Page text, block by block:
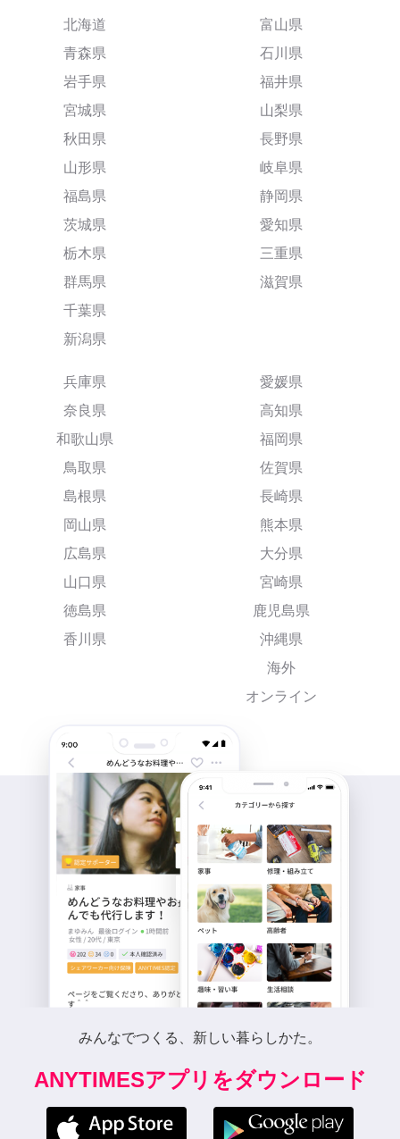
北海道
青森県
岩手県
宮城県
秋田県
山形県
福島県
茨城県
栃木県
群馬県
千葉県
新潟県
富山県
石川県
福井県
山梨県
長野県
岐阜県
静岡県
愛知県
三重県
滋賀県
兵庫県
奈良県
和歌山県
鳥取県
島根県
岡山県
広島県
山口県
徳島県
香川県
愛媛県
高知県
福岡県
佐賀県
長崎県
熊本県
大分県
宮崎県
鹿児島県
沖縄県
海外
オンライン
みんなでつくる、新しい暮らしかた。
ANYTIMESアプリをダウンロード